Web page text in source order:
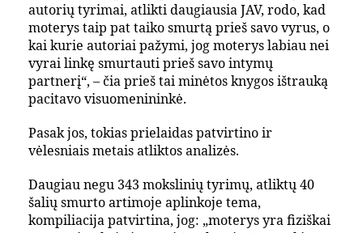
autorių tyrimai, atlikti daugiausia JAV, rodo, kad
moterys taip pat taiko smurtą prieš savo vyrus, o
kai kurie autoriai pažymi, jog moterys labiau nei
vyrai linkę smurtauti prieš savo intymų
partnerį“, – čia prieš tai minėtos knygos ištrauką
pacitavo visuomenininkė.
Pasak jos, tokias prielaidas patvirtino ir
vėlesniais metais atliktos analizės.
Daugiau negu 343 mokslinių tyrimų, atliktų 40
šalių smurto artimoje aplinkoje tema,
kompiliacija patvirtina, jog: „moterys yra fiziškai